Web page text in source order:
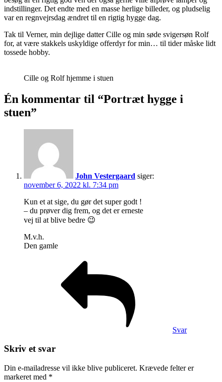
indstillinger. Det endte med en masse herlige billeder, og pludselig
var en regnvejrsdag ændret til en rigtig hygge dag.
Tak til Verner, min dejlige datter Cille og min søde svigersøn Rolf
for, at være stakkels uskyldige offerdyr for min… til tider måske lidt
tossede hobby.
Cille og Rolf hjemme i stuen
Én kommentar til “Portræt hygge i
stuen”
John Vestergaard siger:
november 6, 2022 kl. 7:34 pm
Kun et at sige, du gør det super godt !
– du prøver dig frem, og det er erneste
vej til at blive bedre 😉
M.v.h.
Den gamle
Svar
Skriv et svar
Din e-mailadresse vil ikke blive publiceret. Krævede felter er
markeret med *